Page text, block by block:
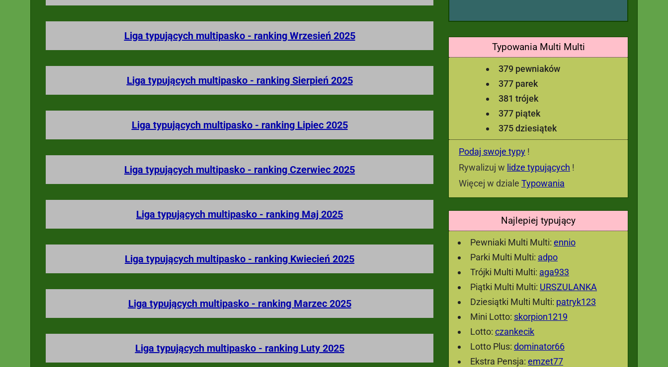
Typowania Multi Multi
379 pewniaków
377 parek
381 trójek
377 piątek
375 dziesiątek
Podaj swoje typy !
Rywalizuj w lidze typujących !
Więcej w dziale Typowania
Najlepiej typujący
Pewniaki Multi Multi: ennio
Parki Multi Multi: adpo
Trójki Multi Multi: aga933
Piątki Multi Multi: URSZULANKA
Dziesiątki Multi Multi: patryk123
Mini Lotto: skorpion1219
Lotto: czankecik
Lotto Plus: dominator66
Ekstra Pensja: emzet77
Liga typujących multipasko - ranking Wrzesień 2025
Liga typujących multipasko - ranking Sierpień 2025
Liga typujących multipasko - ranking Lipiec 2025
Liga typujących multipasko - ranking Czerwiec 2025
Liga typujących multipasko - ranking Maj 2025
Liga typujących multipasko - ranking Kwiecień 2025
Liga typujących multipasko - ranking Marzec 2025
Liga typujących multipasko - ranking Luty 2025